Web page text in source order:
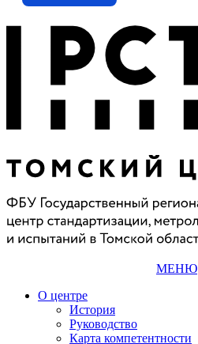
МЕНЮ
О центре
История
Руководство
Карта компетентности